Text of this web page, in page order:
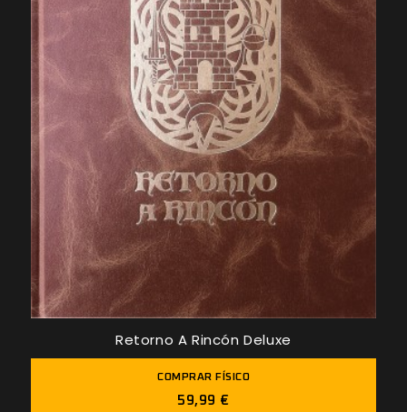
Retorno A Rincón Deluxe
COMPRAR FÍSICO
59,99 €